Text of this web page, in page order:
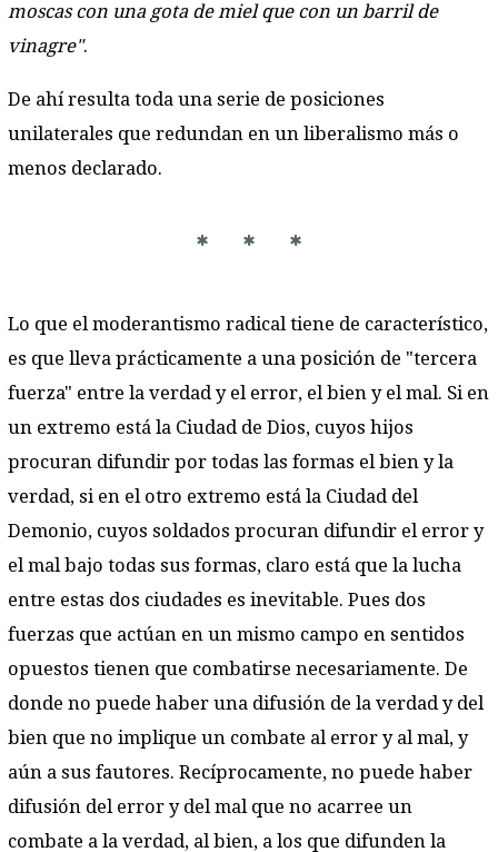
moscas con una gota de miel que con un barril de
vinagre".
De ahí resulta toda una serie de posiciones
unilaterales que redundan en un liberalismo más o
menos declarado.
* * *
Lo que el moderantismo radical tiene de característico,
es que lleva prácticamente a una posición de "tercera
fuerza" entre la verdad y el error, el bien y el mal. Si en
un extremo está la Ciudad de Dios, cuyos hijos
procuran difundir por todas las formas el bien y la
verdad, si en el otro extremo está la Ciudad del
Demonio, cuyos soldados procuran difundir el error y
el mal bajo todas sus formas, claro está que la lucha
entre estas dos ciudades es inevitable. Pues dos
fuerzas que actúan en un mismo campo en sentidos
opuestos tienen que combatirse necesariamente. De
donde no puede haber una difusión de la verdad y del
bien que no implique un combate al error y al mal, y
aún a sus fautores. Recíprocamente, no puede haber
difusión del error y del mal que no acarree un
combate a la verdad, al bien, a los que difunden la